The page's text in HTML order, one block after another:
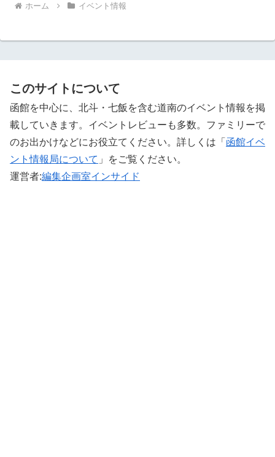
ホーム イベント情報
このサイトについて
函館を中心に、北斗・七飯を含む道南のイベント情報を掲
載していきます。イベントレビューも多数。ファミリーで
のお出かけなどにお役立てください。詳しくは「 函館イベ
ント情報局について 」をご覧ください。 ‎
運営者:編集企画室インサイド